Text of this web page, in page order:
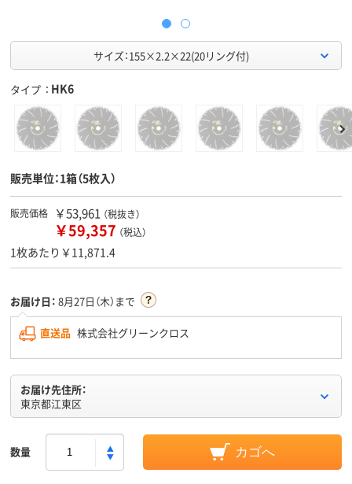
サイズ：155×2.2×22(20リング付)
タイプ HK6
販売単位：1箱（5枚入）
販売価格 ￥53,961 （税抜き）
￥59,357 （税込）
1枚あたり￥11,871.4
お届け日： 8月27日（木）まで
直送品 株式会社グリーンクロス
お届け先住所：
東京都江東区
数量 カゴへ